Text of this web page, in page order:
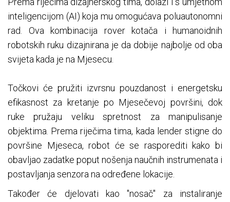
inteligencijom (AI) koja mu omogućava poluautonomni
rad. Ova kombinacija rover kotača i humanoidnih
robotskih ruku dizajnirana je da dobije najbolje od oba
svijeta kada je na Mjesecu.
Točkovi će pružiti izvrsnu pouzdanost i energetsku
efikasnost za kretanje po Mjesečevoj površini, dok
ruke pružaju veliku spretnost za manipulisanje
objektima. Prema riječima tima, kada lender stigne do
površine Mjeseca, robot će se rasporediti kako bi
obavljao zadatke poput nošenja naučnih instrumenata i
postavljanja senzora na određene lokacije.
Također će djelovati kao "nosač" za instaliranje